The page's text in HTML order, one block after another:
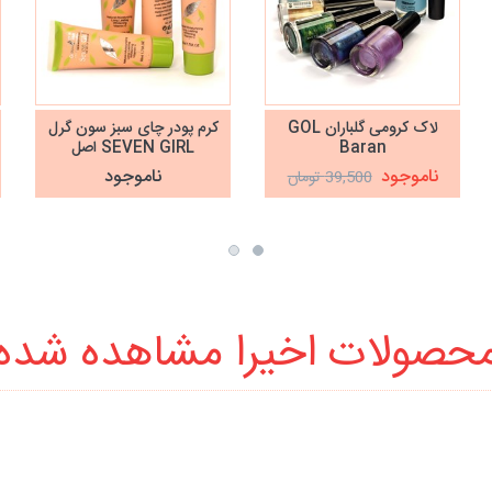
لاک کرومی گلباران GOL
Baran
ناموجود 39,500 تومان
کرم پودر چای سبز سون گرل
SEVEN GIRL اصل
ناموجود
اخیرا مشاهده